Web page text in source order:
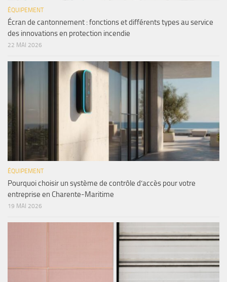
ÉQUIPEMENT
Écran de cantonnement : fonctions et différents types au service
des innovations en protection incendie
22 MAI 2026
ÉQUIPEMENT
Pourquoi choisir un système de contrôle d’accès pour votre
entreprise en Charente-Maritime
19 MAI 2026